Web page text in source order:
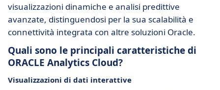
visualizzazioni dinamiche e analisi predittive
avanzate, distinguendosi per la sua scalabilità e
connettività integrata con altre soluzioni Oracle.
Quali sono le principali caratteristiche di
ORACLE Analytics Cloud?
Visualizzazioni di dati interattive